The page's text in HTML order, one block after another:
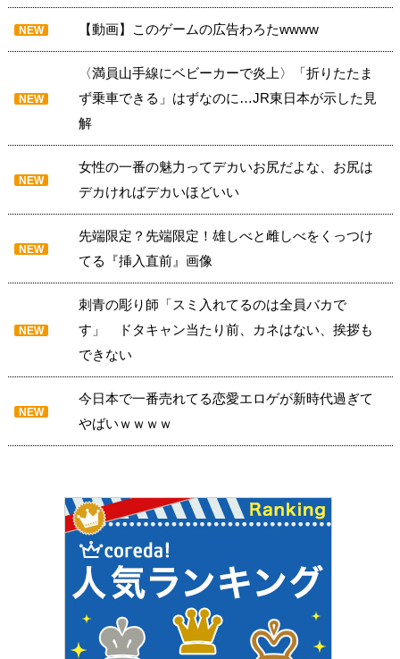
NEW 【動画】このゲームの広告わろたwwww
NEW
〈満員山手線にベビーカーで炎上〉「折りたたま
ず乗車できる」はずなのに…JR東日本が示した見
解
NEW
女性の一番の魅力ってデカいお尻だよな、お尻は
デカければデカいほどいい
NEW
先端限定？先端限定！雄しべと雌しべをくっつけ
てる『挿入直前』画像
NEW
刺青の彫り師「スミ入れてるのは全員バカで
す」 ドタキャン当たり前、カネはない、挨拶も
できない
NEW
今日本で一番売れてる恋愛エロゲが新時代過ぎて
やばいｗｗｗｗ